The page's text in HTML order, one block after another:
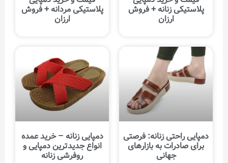
پلاستیکی زنانه + فروش
ارزان
پلاستیکی مردانه + فروش
ارزان
دمپایی راحتی زنانه: فرصتی
برای صادرات به بازارهای
جهانی
دمپایی زنانه – خرید عمده
انواع جدیدترین دمپایی و
روفرشی زنانه